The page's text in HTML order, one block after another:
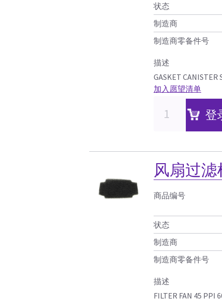
状态
制造商
制造商零备件号
描述
GASKET CANISTER
加入愿望清单
登
风扇过滤
商品编号
状态
制造商
制造商零备件号
描述
FILTER FAN 45 PPI